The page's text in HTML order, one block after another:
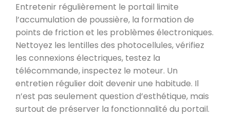
Entretenir régulièrement le portail limite
l’accumulation de poussière, la formation de
points de friction et les problèmes électroniques.
Nettoyez les lentilles des photocellules, vérifiez
les connexions électriques, testez la
télécommande, inspectez le moteur. Un
entretien régulier doit devenir une habitude. Il
n’est pas seulement question d’esthétique, mais
surtout de préserver la fonctionnalité du portail.